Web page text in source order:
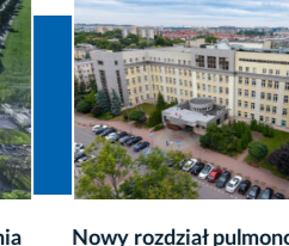
Nowy rozdział pulmonologii w